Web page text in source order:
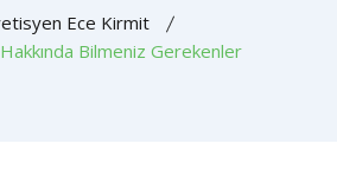
Ece Kirmit
Bilmeniz Gerekenler